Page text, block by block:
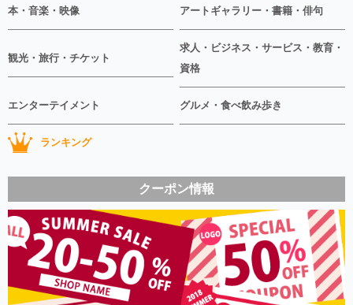
本・音楽・映像 アートギャラリー・書籍・俳句
観光・旅行・チケット
求人・ビジネス・サービス・教育・
資格
エンターテイメント グルメ・食べ飲み歩き
ランキング
クーポン情報